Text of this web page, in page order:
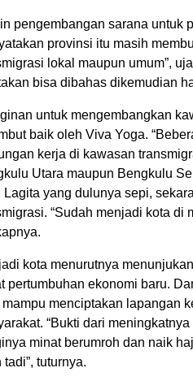
pengembangan sarana untuk
provinsi itu masih
lokal maupun umum”,
bisa dibahas dikemudian
untuk mengembangkan
baik oleh Viva Yoga.
kerja di kawasan
Utara maupun Bengkulu
Lagita yang dulunya sepi,
“Sudah menjadi kota di
kota menurutnya
pertumbuhan ekonomi baru.
mampu menciptakan lapangan
“Bukti dari
minat berumroh dan naik
tadi”, tuturnya.